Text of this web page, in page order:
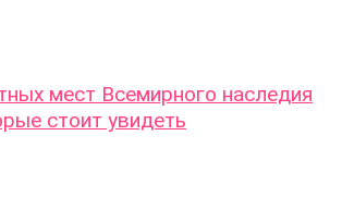
мест Всемирного наследия
стоит увидеть